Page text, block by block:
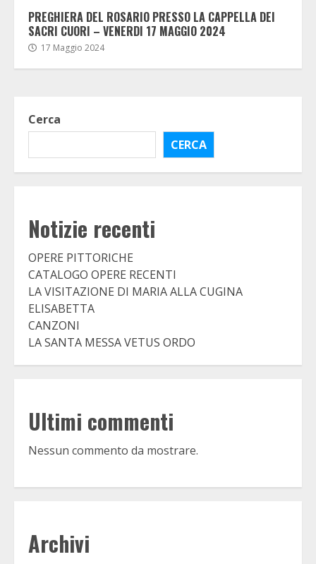
PREGHIERA DEL ROSARIO PRESSO LA CAPPELLA DEI
SACRI CUORI – VENERDI 17 MAGGIO 2024
17 Maggio 2024
Cerca
CERCA
Notizie recenti
OPERE PITTORICHE
CATALOGO OPERE RECENTI
LA VISITAZIONE DI MARIA ALLA CUGINA
ELISABETTA
CANZONI
LA SANTA MESSA VETUS ORDO
Ultimi commenti
Nessun commento da mostrare.
Archivi